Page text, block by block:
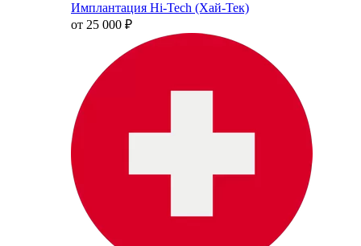
Имплантация Hi-Tech (Хай-Тек)
от 25 000 ₽